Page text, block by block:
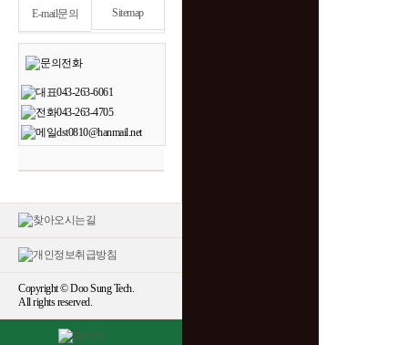
E-mail문의 Sitemap
Copyright © Doo Sung Tech.
All rights reserved.